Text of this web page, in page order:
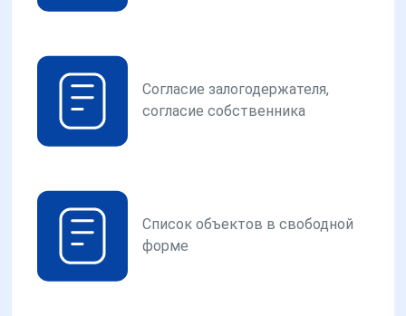
Согласие залогодержателя,
согласие собственника
Список объектов в свободной
форме